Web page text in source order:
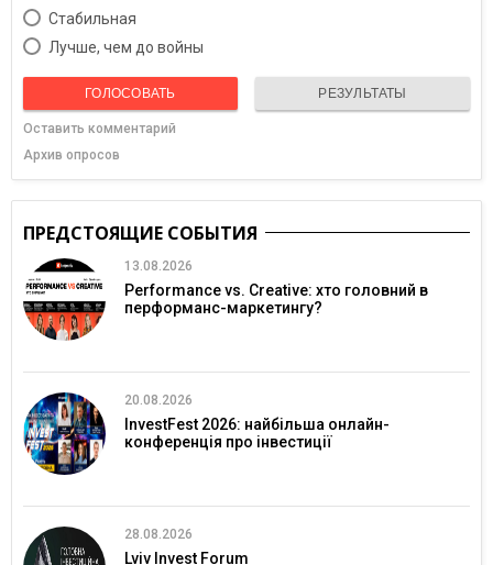
Cтабильная
Лучше, чем до войны
ГОЛОСОВАТЬ РЕЗУЛЬТАТЫ
Оставить комментарий
Архив опросов
ПРЕДСТОЯЩИЕ СОБЫТИЯ
13.08.2026
Performance vs. Creative: хто головний в
перформанс-маркетингу?
20.08.2026
InvestFest 2026: найбільша онлайн-
конференція про інвестиції
28.08.2026
Lviv Invest Forum